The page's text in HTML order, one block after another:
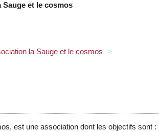
Sauge et le cosmos
la Sauge et le cosmos >
est une association dont les objectifs sont :